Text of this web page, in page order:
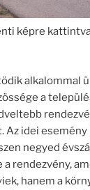
képre
alkalommal
a
Az idei
negyed
rendezvény,
hanem a